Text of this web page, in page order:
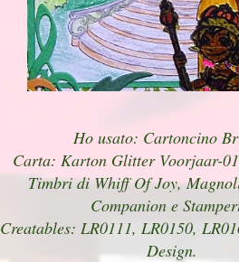
Ho usato: Cartoncino
Carta: Karton Glitter Voorjaar-
Timbri di Whiff Of Joy,
Companion e
Creatables: LR0111, LR0150,
Design.